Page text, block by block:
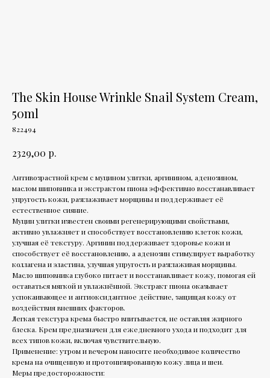
The Skin House Wrinkle Snail System Cream,
50ml
822494
2329,00 р.
Антивозрастной крем с муцином улитки, аргинином, аденозином,
маслом шиповника и экстрактом пиона эффективно восстанавливает
упругость кожи, разглаживает морщины и поддерживает её
естественное сияние.
Муцин улитки известен своими регенерирующими свойствами,
активно увлажняет и способствует восстановлению клеток кожи,
улучшая её текстуру. Аргинин поддерживает здоровье кожи и
способствует её восстановлению, а аденозин стимулирует выработку
коллагена и эластина, улучшая упругость и разглаживая морщины.
Масло шиповника глубоко питает и восстанавливает кожу, помогая ей
оставаться мягкой и увлажнённой. Экстракт пиона оказывает
успокаивающее и антиоксидантное действие, защищая кожу от
воздействия внешних факторов.
Легкая текстура крема быстро впитывается, не оставляя жирного
блеска. Крем предназначен для ежедневного ухода и подходит для
всех типов кожи, включая чувствительную.
Применение: утром и вечером наносите необходимое количество
крема на очищенную и протонизированную кожу лица и шеи.
Меры предосторожности: